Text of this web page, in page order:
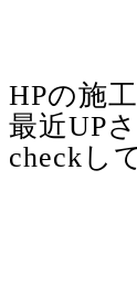
HPの施
最近UP
checkし